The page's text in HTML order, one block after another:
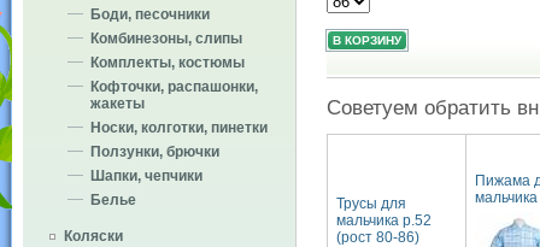
Боди, песочники
Комбинезоны, слипы
Комплекты, костюмы
Кофточки, распашонки,
жакеты
Носки, колготки, пинетки
Ползунки, брючки
Шапки, чепчики
Белье
Коляски
Советуем обратить
Трусы для
мальчика р.52
(рост 80-86)
Пижама
мальчика